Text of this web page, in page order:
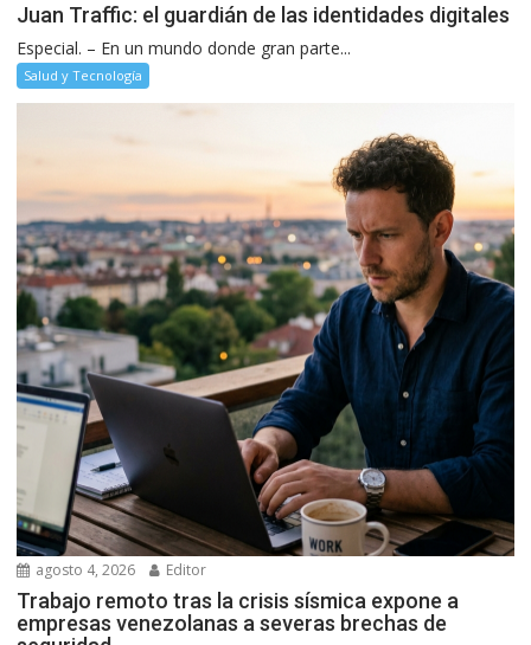
Juan Traffic: el guardián de las identidades digitales
Especial. – En un mundo donde gran parte...
Salud y Tecnología
agosto 4, 2026 Editor
Trabajo remoto tras la crisis sísmica expone a
empresas venezolanas a severas brechas de